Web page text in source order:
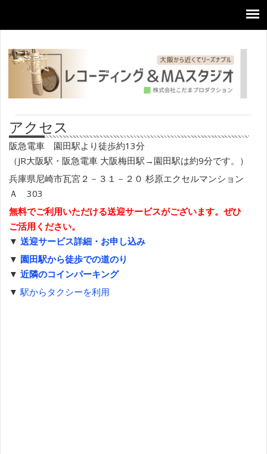
アクセス
阪急電車 園田駅より徒歩約13分
（JR大阪駅・阪急電車 大阪梅田駅→園田駅は約9分です。）
兵庫県尼崎市瓦宮２－３１－２０ 杉原エクセルマンション
Ａ 303
無料でご利用いただける送迎サービスがございます。ぜひ
ご活用ください。
▼ 送迎サービス詳細・お申し込み
▼ 園田駅から徒歩での道のり
▼ 近隣のコインパーキング
▼駅からタクシーを利用